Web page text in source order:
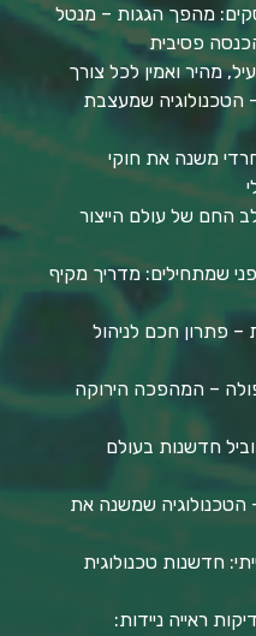
מהפך הגגות – מנטל
פסיבית
מהיר ואמין לכל צורך
הטכנולוגיה שמעצבת
משנה את חוקי
החם של עולם הייצור
שמתחילים: מדריך מקיף
– פתרון חכם לניהול
– המהפכה הירוקה
חדשנות בעולם
הטכנולוגיה שמשנה את
חדשנות טכנולוגית
ראייה ניידות: